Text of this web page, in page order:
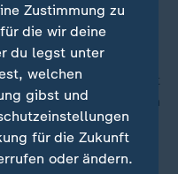
gefunden werde,
Dänemark
eingehen. Auch die
Stenergard erklärt
Donald Trump nun
Länder
unterstützt
die Zusammenarbeit
Zustimmung zu
die wir deine
du legst unter
welchen
gibst und
für die Zukunft
oder ändern.